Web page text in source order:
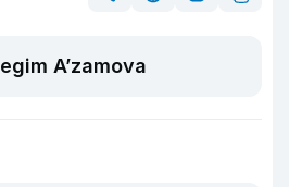
A’zamova